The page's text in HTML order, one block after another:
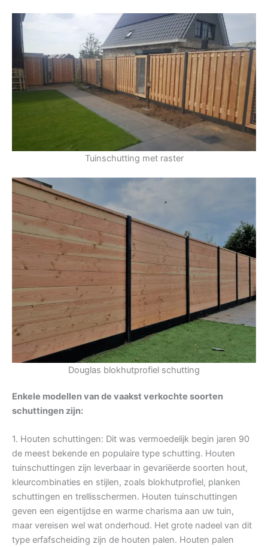
Tuinschutting met raster
Douglas blokhutprofiel schutting
Enkele modellen van de vaakst verkochte soorten
schuttingen zijn:
1. Houten schuttingen: Dit was vermoedelijk begin jaren 90
de meest bekende en populaire type schutting. Houten
tuinschuttingen zijn leverbaar in gevariëerde soorten hout,
kleurcombinaties en stijlen, zoals blokhutprofiel, planken
schuttingen en trellisschermen. Houten tuinschuttingen
geven een eigentijdse en warme charisma aan uw tuin,
maar vereisen wel wat onderhoud. Het grote nadeel van dit
type erfafscheiding zijn de houten palen. Houten palen